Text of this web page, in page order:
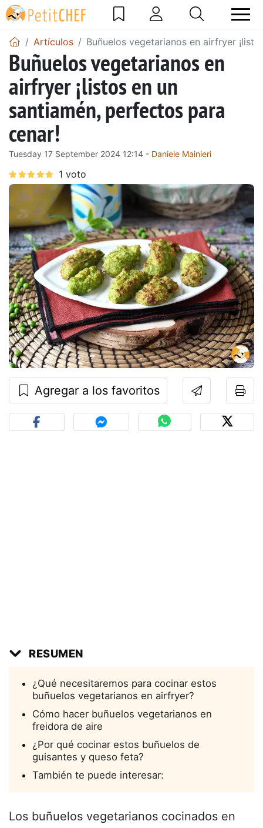
Artículos Buñuelos vegetarianos en airfryer
Buñuelos vegetarianos en
airfryer ¡listos en un
santiamén, perfectos para
cenar!
Tuesday 17 September 2024 12:14 - Daniele Mainieri
Agregar a los favoritos
RESUMEN
¿Qué necesitaremos para cocinar estos
buñuelos vegetarianos en airfryer?
Cómo hacer buñuelos vegetarianos en
freidora de aire
¿Por qué cocinar estos buñuelos de
guisantes y queso feta?
También te puede interesar:
Los buñuelos vegetarianos cocinados en